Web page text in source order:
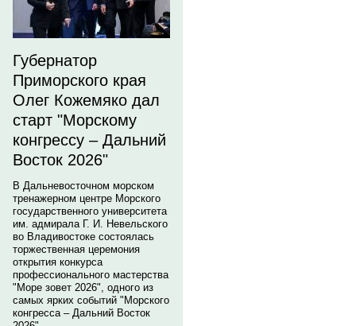
Губернатор
Приморского края
Олег Кожемяко дал
старт "Морскому
конгрессу – Дальний
Восток 2026"
В Дальневосточном морском
тренажерном центре Морского
государственного университета
им. адмирала Г. И. Невельского
во Владивостоке состоялась
торжественная церемония
открытия конкурса
профессионального мастерства
"Море зовет 2026", одного из
самых ярких событий "Морского
конгресса – Дальний Восток